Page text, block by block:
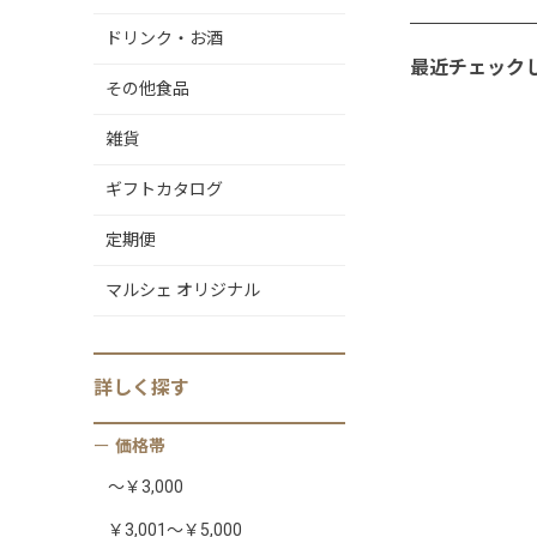
ドリンク・お酒
その他食品
雑貨
ギフトカタログ
定期便
マルシェ オリジナル
詳しく 探す
価格帯
～￥3,000
￥3,001～￥5,000
最近チェック